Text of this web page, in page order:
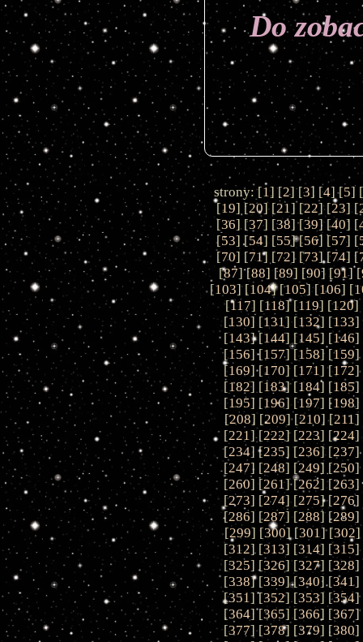
Do
strony: [1] [2] [3] [4] [5] [
[19] [20] [21] [22] [23] [
[36] [37] [38] [39] [40] [
[53] [54] [55] [56] [57] [
[70] [71] [72] [73] [74] [
[87] [88] [89] [90] [91] [
[103] [104] [105] [106] [
[117] [118] [119] [120]
[130] [131] [132] [133]
[143] [144] [145] [146]
[156] [157] [158] [159]
[169] [170] [171] [172]
[182] [183] [184] [185]
[195] [196] [197] [198]
[208] [209] [210] [211]
[221] [222] [223] [224]
[234] [235] [236] [237]
[247] [248] [249] [250]
[260] [261] [262] [263]
[273] [274] [275] [276]
[286] [287] [288] [289]
[299] [300] [301] [302]
[312] [313] [314] [315]
[325] [326] [327] [328]
[338] [339] [340] [341]
[351] [352] [353] [354]
[364] [365] [366] [367]
[377] [378] [379] [380]